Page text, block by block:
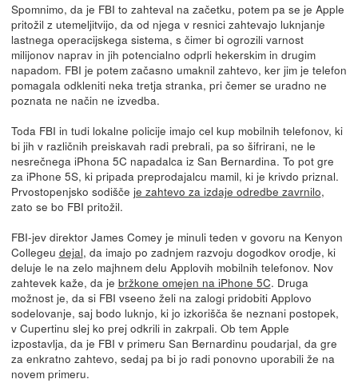
Spomnimo, da je FBI to zahteval na začetku, potem pa se je Apple
pritožil z utemeljitvijo, da od njega v resnici zahtevajo luknjanje
lastnega operacijskega sistema, s čimer bi ogrozili varnost
milijonov naprav in jih potencialno odprli hekerskim in drugim
napadom. FBI je potem začasno umaknil zahtevo, ker jim je telefon
pomagala odkleniti neka tretja stranka, pri čemer se uradno ne
poznata ne način ne izvedba.
Toda FBI in tudi lokalne policije imajo cel kup mobilnih telefonov, ki
bi jih v različnih preiskavah radi prebrali, pa so šifrirani, ne le
nesrečnega iPhona 5C napadalca iz San Bernardina. To pot gre
za iPhone 5S, ki pripada preprodajalcu mamil, ki je krivdo priznal.
Prvostopenjsko sodišče je zahtevo za izdaje odredbe zavrnilo,
zato se bo FBI pritožil.
FBI-jev direktor James Comey je minuli teden v govoru na Kenyon
Collegeu dejal, da imajo po zadnjem razvoju dogodkov orodje, ki
deluje le na zelo majhnem delu Applovih mobilnih telefonov. Nov
zahtevek kaže, da je bržkone omejen na iPhone 5C. Druga
možnost je, da si FBI vseeno želi na zalogi pridobiti Applovo
sodelovanje, saj bodo luknjo, ki jo izkorišča še neznani postopek,
v Cupertinu slej ko prej odkrili in zakrpali. Ob tem Apple
izpostavlja, da je FBI v primeru San Bernardinu poudarjal, da gre
za enkratno zahtevo, sedaj pa bi jo radi ponovno uporabili že na
novem primeru.